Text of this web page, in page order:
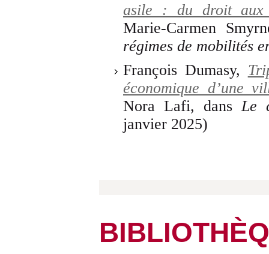
asile : du droit aux
Marie-Carmen
régimes de mobilités
François Dumasy,
économique d’une
Nora Lafi, dansLe
janvier 2025)